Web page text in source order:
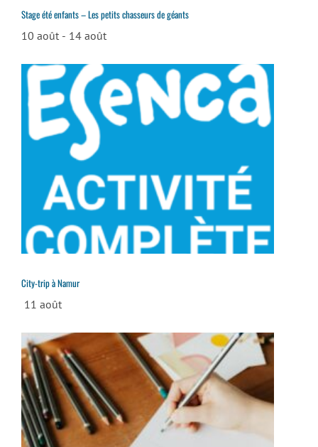
Stage été enfants – Les petits chasseurs de géants
10 août - 14 août
City-trip à Namur
11 août